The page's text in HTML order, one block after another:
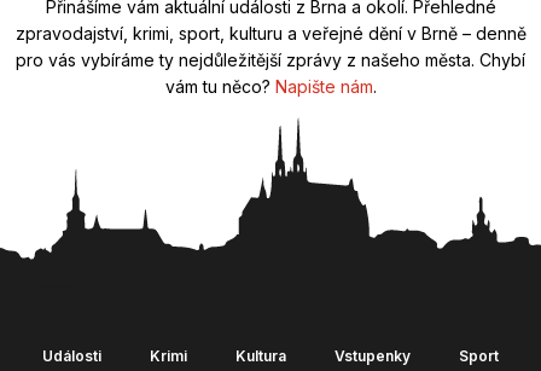
Přinášíme vám aktuální události z Brna a okolí. Přehledné
zpravodajství, krimi, sport, kulturu a veřejné dění v Brně – denně
pro vás vybíráme ty nejdůležitější zprávy z našeho města. Chybí
vám tu něco? Napište nám.
Události Krimi Kultura Vstupenky Sport